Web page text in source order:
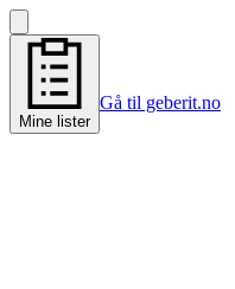
Mine lister
Gå til geberit.no